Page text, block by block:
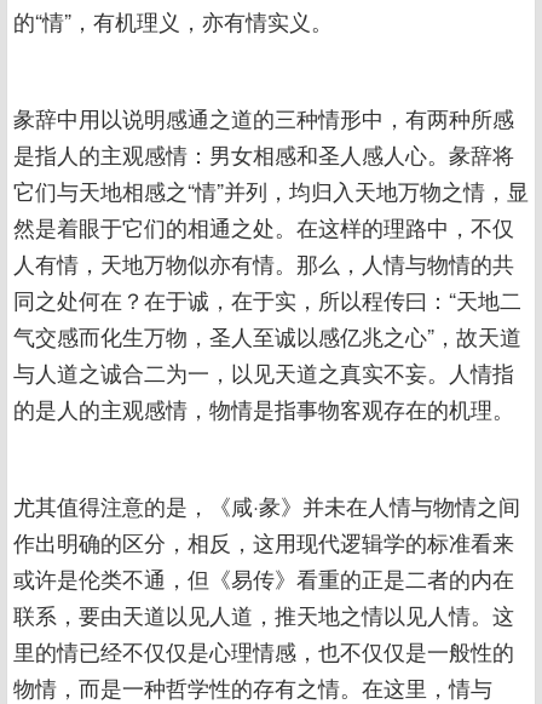
的“情”，有机理义，亦有情实义。
彖辞中用以说明感通之道的三种情形中，有两种所感
是指人的主观感情：男女相感和圣人感人心。彖辞将
它们与天地相感之“情”并列，均归入天地万物之情，显
然是着眼于它们的相通之处。在这样的理路中，不仅
人有情，天地万物似亦有情。那么，人情与物情的共
同之处何在？在于诚，在于实，所以程传曰：“天地二
气交感而化生万物，圣人至诚以感亿兆之心”，故天道
与人道之诚合二为一，以见天道之真实不妄。人情指
的是人的主观感情，物情是指事物客观存在的机理。
尤其值得注意的是，《咸·彖》并未在人情与物情之间
作出明确的区分，相反，这用现代逻辑学的标准看来
或许是伦类不通，但《易传》看重的正是二者的内在
联系，要由天道以见人道，推天地之情以见人情。这
里的情已经不仅仅是心理情感，也不仅仅是一般性的
物情，而是一种哲学性的存有之情。在这里，情与